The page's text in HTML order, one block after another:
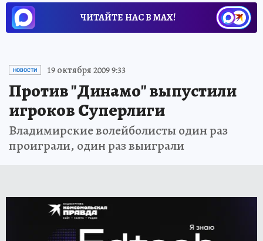
ЧИТАЙТЕ НАС В МАХ!
НОВОСТИ 19 октября 2009 9:33
Против "Динамо" выпустили
игроков Суперлиги
Владимирские волейболисты один раз
проиграли, один раз выиграли